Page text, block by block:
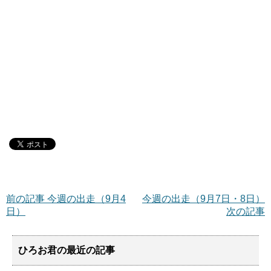
今週の出走（9月7日・8日）
次の記事
前の記事 今週の出走（9月4
日）
ひろお君の最近の記事